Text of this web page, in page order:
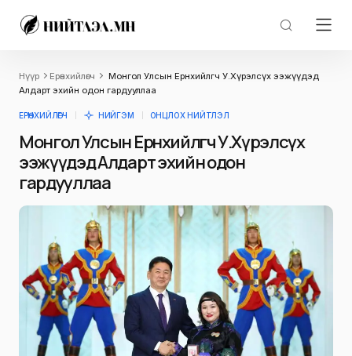
Нүүр Ерөнхийлөгч
Монгол Улсын Ерөнхийлөгч У.Хүрэлсүх ээжүүдэд
Алдарт эхийн одон гардууллаа
ЕРӨНХИЙЛӨГЧ НИЙГЭМ ОНЦЛОХ НИЙТЛЭЛ
Монгол Улсын Ерөнхийлөгч У.Хүрэлсүх
ээжүүдэд Алдарт эхийн одон
гардууллаа